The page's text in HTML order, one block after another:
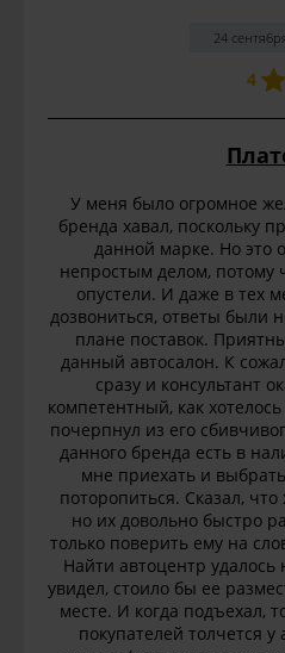
24
4
У меня было огромное
бренда хавал, поскольку
данной марке. Но это
непростым делом, потому
опустели. И даже в тех
дозвониться, ответы были
плане поставок.
данный автосалон. К
сразу и консультант
компетентный, как
почерпнул из его
данного бренда есть в
мне приехать и
поторопиться. Сказал,
но их довольно быстро
только поверить ему на
Найти автоцентр удалось
увидел, стоило бы ее
месте. И когда подъехал,
покупателей толчется